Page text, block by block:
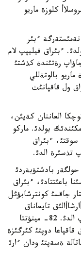
كلوزة ماريو
ءبئر
ءبئراق فيليپپ لام
جاؤاپ رةتئندة كذشتئ
بالوتةللي
ول قاقپانئث
العاننان كةيئن،
بولدئ. ماركو
ءبئراق
تذسئرة الدئ.
حولگةر بادشتؤبةردئ
باعئتتادئ، ءبئراق
جاقسئ كونترشابؤئل
تايعاناق
گازوندا تذرا الماي، مذمكئندئكتئ جئبةرئپ الدئ. 82- مينؤتتا
دوپتئ كئرگئزة
ةسةپتئ ودان ءارئ